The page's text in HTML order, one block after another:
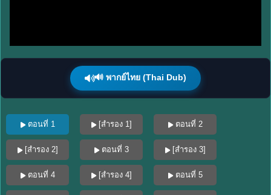
🔊 พากย์ไทย (Thai Dub)
ตอนที่ 1 [สำรอง 1] ตอนที่ 2
[สำรอง 2] ตอนที่ 3 [สำรอง 3]
ตอนที่ 4 [สำรอง 4] ตอนที่ 5